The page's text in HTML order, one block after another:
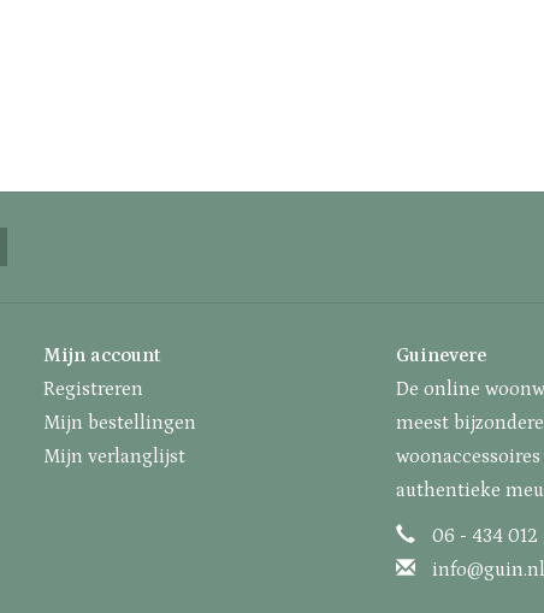
Mijn account
Registreren
Mijn bestellingen
Mijn verlanglijst
Guinevere
De online
meest
authentieke
06 - 434 012
info@guin.nl